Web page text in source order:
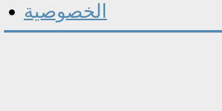
الخصوصية